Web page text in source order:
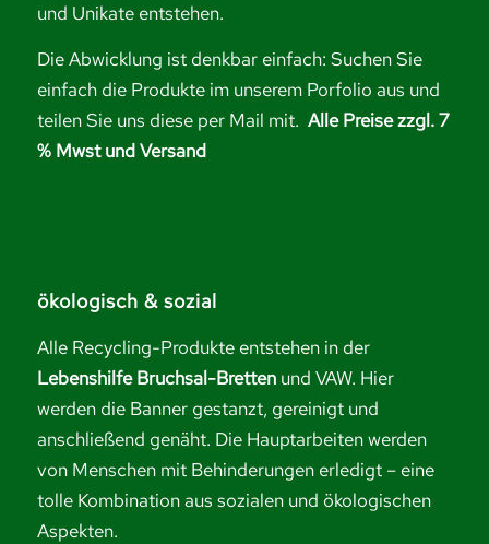
und Unikate entstehen.
Die Abwicklung ist denkbar einfach: Suchen Sie
einfach die Produkte im unserem Porfolio aus und
teilen Sie uns diese per Mail mit. Alle Preise zzgl. 7
% Mwst und Versand
ökologisch & sozial
Alle Recycling-Produkte entstehen in der
Lebenshilfe Bruchsal-Bretten und VAW. Hier
werden die Banner gestanzt, gereinigt und
anschließend genäht. Die Hauptarbeiten werden
von Menschen mit Behinderungen erledigt – eine
tolle Kombination aus sozialen und ökologischen
Aspekten.